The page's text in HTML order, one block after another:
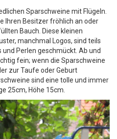
Sparschweine mit Flügeln.
Ihren Besitzer fröhlich an oder
Bauch. Diese kleinen
manchmal Logos, sind teils
Perlen geschmückt. Ab und
fein; wenn die Sparschweine
zur Taufe oder Geburt
sind eine tolle und immer
25cm, Höhe 15cm.